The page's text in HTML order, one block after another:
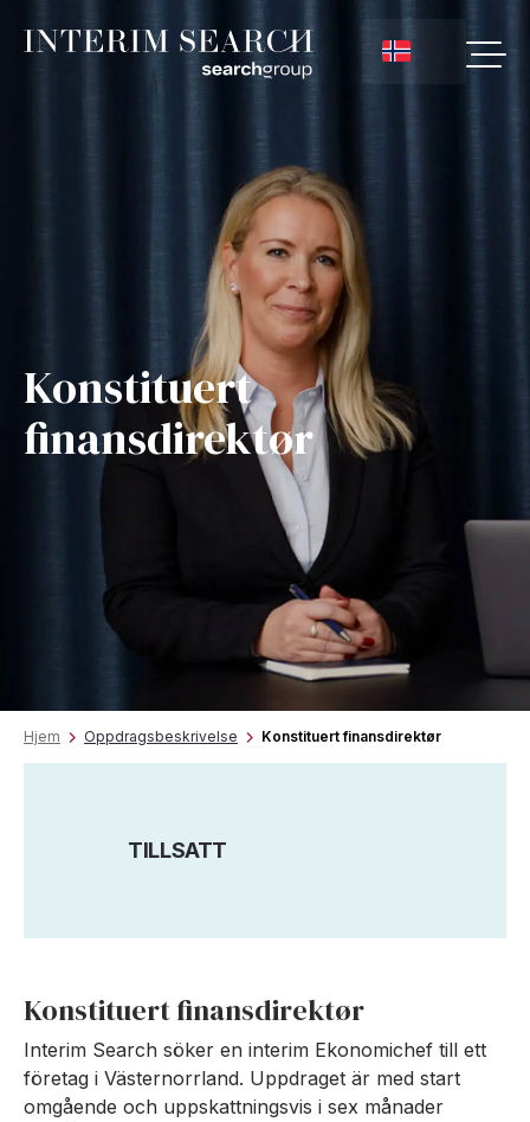
Konstituert
finansdirektør
Hjem Oppdragsbeskrivelse Konstituert finansdirektør
TILLSATT
Konstituert finansdirektør
Interim Search söker en interim Ekonomichef till ett
företag i Västernorrland. Uppdraget är med start
omgående och uppskattningsvis i sex månader